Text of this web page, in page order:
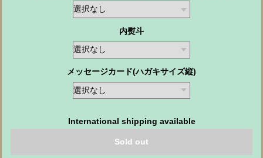
内熨斗
メッセージカード(ハガキサイズ縦)
International shipping available
Sold out